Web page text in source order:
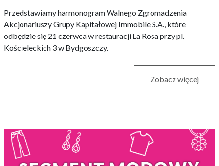
Przedstawiamy harmonogram Walnego Zgromadzenia
Akcjonariuszy Grupy Kapitałowej Immobile S.A., które
odbędzie się 21 czerwca w restauracji La Rosa przy pl.
Kościeleckich 3 w Bydgoszczy.
Zobacz więcej